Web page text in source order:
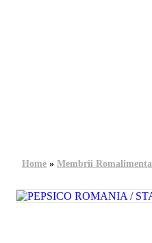
Home » Membrii Romalimenta